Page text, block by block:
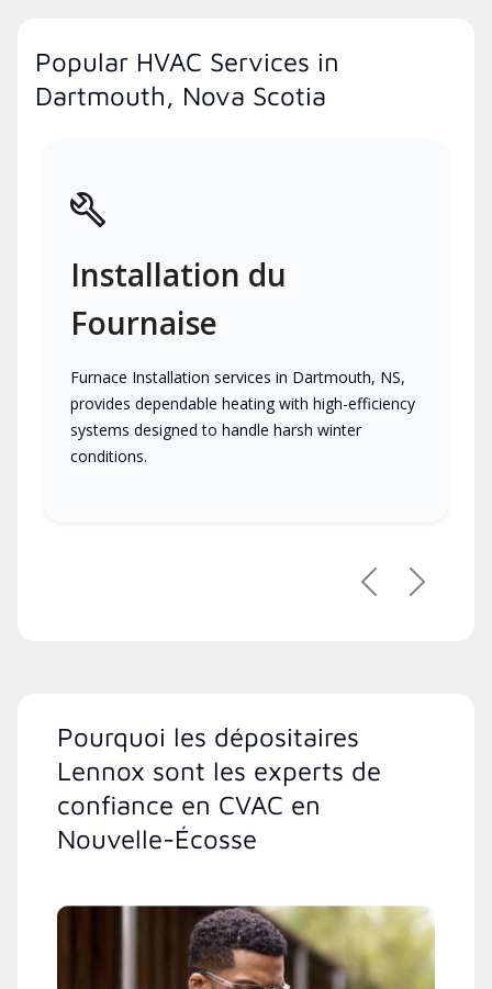
Popular HVAC Services in
Dartmouth, Nova Scotia
Installation du
Fournaise
Furnace Installation services in Dartmouth, NS,
provides dependable heating with high-efficiency
systems designed to handle harsh winter
conditions.
PrécédentSuivant
Pourquoi les dépositaires
Lennox sont les experts de
confiance en CVAC en
Nouvelle-Écosse